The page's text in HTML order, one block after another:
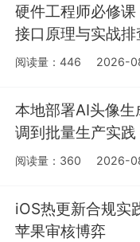
硬件工程师必修
接口原理与实战
阅读量：446 2026-
本地部署AI头像
调到批量生产实践
阅读量：360 2026-
iOS热更新合规实
苹果审核博弈